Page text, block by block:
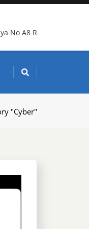
No A8 R
"Cyber"